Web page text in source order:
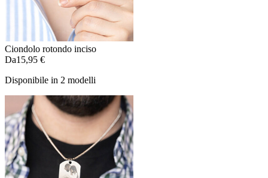
Ciondolo rotondo inciso
Da15,95 €
Disponibile in 2 modelli